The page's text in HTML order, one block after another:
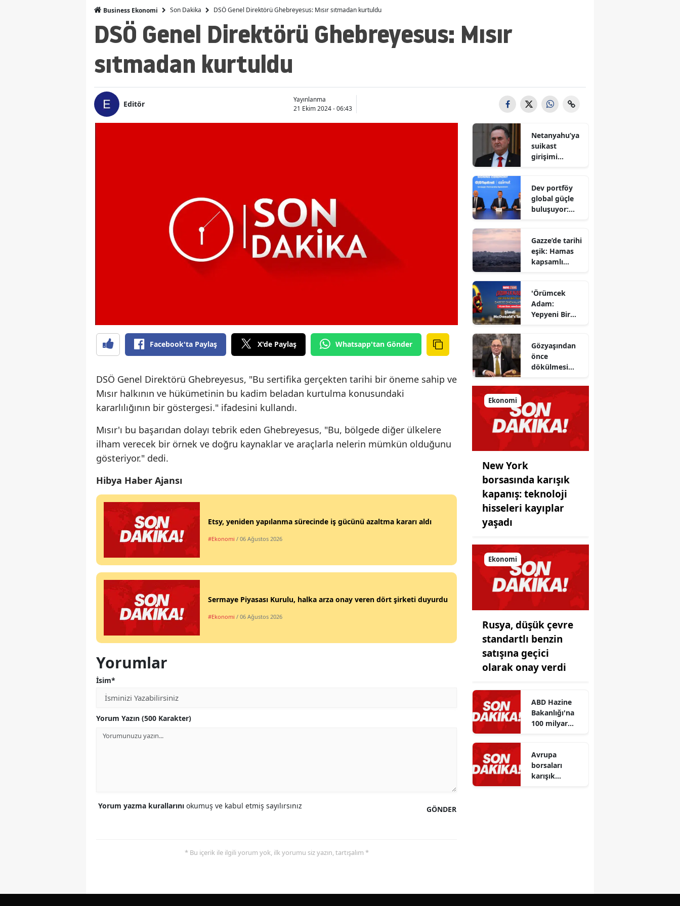
Business Ekonomi Son Dakika DSÖ Genel Direktörü Ghebreyesus: Mısır sıtmadan kurtuldu
DSÖ Genel Direktörü Ghebreyesus: Mısır
sıtmadan kurtuldu
Editör
Yayınlanma
21 Ekim 2024 - 06:43
Facebook'ta Paylaş X'de Paylaş Whatsapp'tan Gönder
DSÖ Genel Direktörü Ghebreyesus, "Bu sertifika gerçekten tarihi bir öneme sahip ve
Mısır halkının ve hükümetinin bu kadim beladan kurtulma konusundaki
kararlılığının bir göstergesi." ifadesini kullandı.
Mısır'ı bu başarıdan dolayı tebrik eden Ghebreyesus, "Bu, bölgede diğer ülkelere
ilham verecek bir örnek ve doğru kaynaklar ve araçlarla nelerin mümkün olduğunu
gösteriyor." dedi.
Hibya Haber Ajansı
Etsy, yeniden yapılanma sürecinde iş gücünü azaltma kararı aldı
#Ekonomi / 06 Ağustos 2026
Sermaye Piyasası Kurulu, halka arza onay veren dört şirketi duyurdu
#Ekonomi / 06 Ağustos 2026
Yorumlar
İsim*
Yorum Yazın (500 Karakter)
GÖNDER
Yorum yazma kurallarını okumuş ve kabul etmiş sayılırsınız
* Bu içerik ile ilgili yorum yok, ilk yorumu siz yazın, tartışalım *
Netanyahu’ya
suikast
girişimi
Bakanı
gizlenen
detayları
Dev portföy
global güçle
buluşuyor:
sıkıştı
Gazze’de tarihi
eşik: Hamas
kapsamlı
onayladı
'Örümcek
Adam:
Yepyeni Bir
şimdi
McDonald’s
Türkiye’de
Gözyaşından
önce
dökülmesi
Tarihin
milletlerin
önüne
koyduğu
ayna!
Ekonomi
New York
borsasında karışık
kapanış: teknoloji
hisseleri kayıplar
yaşadı
Ekonomi
Rusya, düşük çevre
standartlı benzin
satışına geçici
olarak onay verdi
ABD Hazine
Bakanlığı'na
100 milyar
vergisi iade
süreci
başlatıldı
Avrupa
borsaları
karışık